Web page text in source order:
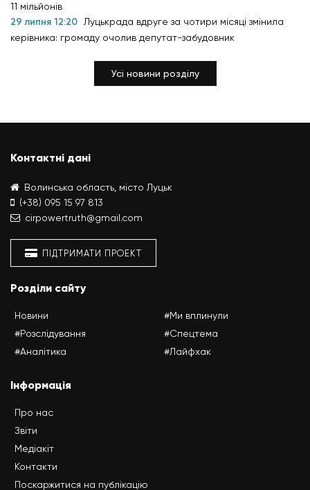
11 мільйонів
29 липня 12:20
Луцькрада вдруге за чотири місяці змінила
керівника: громаду очолив депутат-забудовник
Усі новини розділу
Контактні дані
Волинська область, місто Луцьк
(+38) 095 15 97 813
cirpowertruth@gmail.com
ПІДТРИМАТИ ПРОЕКТ
Розділи сайту
Новини
#Розслідування
#Аналітика
#Ми вплинули
#Спецтема
#Лайфхак
Інформація
Про нас
Звіти
Медіакіт
Контакти
Поскаржитися на публікацію